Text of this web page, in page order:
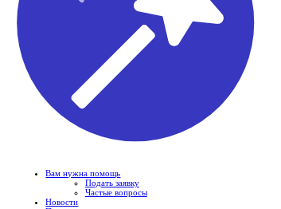
Вам нужна помощь
Подать заявку
Частые вопросы
Новости